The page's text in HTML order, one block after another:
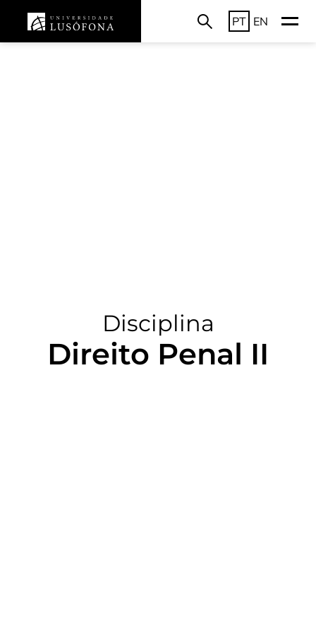
PT EN
Disciplina
Direito Penal II